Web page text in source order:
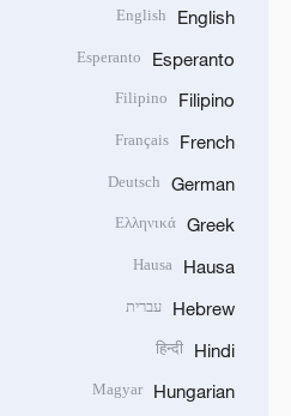
English
English
Esperanto
Esperanto
Filipino
Filipino
French
Français
German
Deutsch
Greek
Ελληνικά
Hausa
Hausa
Hebrew עברית
Hindi
हिन्दी
Hungarian
Magyar